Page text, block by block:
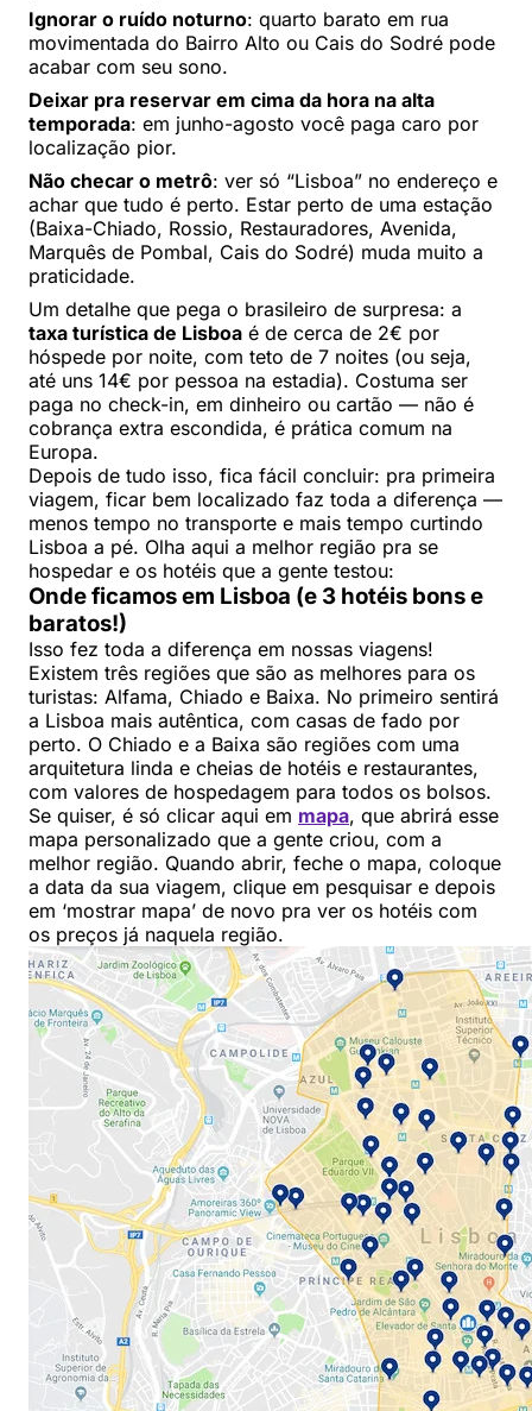
Ignorar o ruído noturno: quarto barato em rua
movimentada do Bairro Alto ou Cais do Sodré pode
acabar com seu sono.
Deixar pra reservar em cima da hora na alta
temporada: em junho-agosto você paga caro por
localização pior.
Não checar o metrô: ver só “Lisboa” no endereço e
achar que tudo é perto. Estar perto de uma estação
(Baixa-Chiado, Rossio, Restauradores, Avenida,
Marquês de Pombal, Cais do Sodré) muda muito a
praticidade.
Um detalhe que pega o brasileiro de surpresa: a
taxa turística de Lisboa é de cerca de 2€ por
hóspede por noite, com teto de 7 noites (ou seja,
até uns 14€ por pessoa na estadia). Costuma ser
paga no check-in, em dinheiro ou cartão — não é
cobrança extra escondida, é prática comum na
Europa.
Depois de tudo isso, fica fácil concluir: pra primeira
viagem, ficar bem localizado faz toda a diferença —
menos tempo no transporte e mais tempo curtindo
Lisboa a pé. Olha aqui a melhor região pra se
hospedar e os hotéis que a gente testou:
Onde ficamos em Lisboa (e 3 hotéis bons e
baratos!)
Isso fez toda a diferença em nossas viagens!
Existem três regiões que são as melhores para os
turistas: Alfama, Chiado e Baixa. No primeiro sentirá
a Lisboa mais autêntica, com casas de fado por
perto. O Chiado e a Baixa são regiões com uma
arquitetura linda e cheias de hotéis e restaurantes,
com valores de hospedagem para todos os bolsos.
Se quiser, é só clicar aqui em mapa, que abrirá esse
mapa personalizado que a gente criou, com a
melhor região. Quando abrir, feche o mapa, coloque
a data da sua viagem, clique em pesquisar e depois
em ‘mostrar mapa’ de novo pra ver os hotéis com
os preços já naquela região.